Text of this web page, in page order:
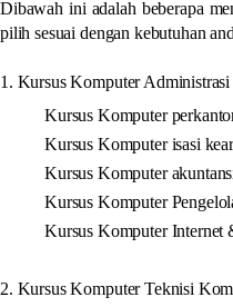
Dibawah ini adalah beberapa
pilih sesuai dengan kebutuhan
1. Kursus Komputer Administrasi
Kursus Komputer
Kursus Komputer isasi
Kursus Komputer
Kursus Komputer
Kursus Komputer Internet
2. Kursus Komputer Teknisi